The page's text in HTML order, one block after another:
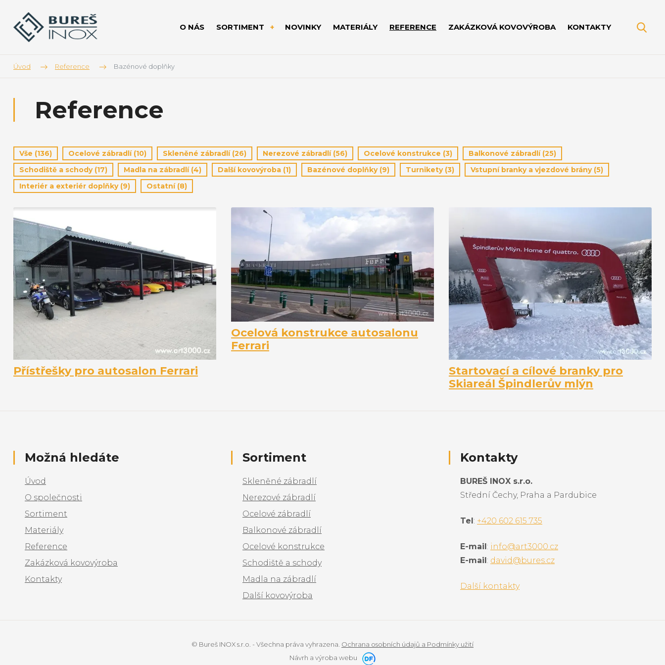
O NÁS SORTIMENT NOVINKY MATERIÁLY REFERENCE ZAKÁZKOVÁ KOVOVÝROBA KONTAKTY
Úvod Reference Bazénové doplňky
Reference
Vše (136) Ocelové zábradlí (10) Skleněné zábradlí (26) Nerezové zábradlí (56) Ocelové konstrukce (3) Balkonové zábradlí (25)
Schodiště a schody (17) Madla na zábradlí (4) Další kovovýroba (1) Bazénové doplňky (9) Turnikety (3) Vstupní branky a vjezdové brány (5)
Interiér a exteriér doplňky (9) Ostatní (8)
Přístřešky pro autosalon Ferrari
Ocelová konstrukce autosalonu
Ferrari
Startovací a cílové branky pro
Skiareál Špindlerův mlýn
Možná hledáte
Úvod
O společnosti
Sortiment
Materiály
Reference
Zakázková kovovýroba
Kontakty
Sortiment
Skleněné zábradlí
Nerezové zábradlí
Ocelové zábradlí
Balkonové zábradlí
Ocelové konstrukce
Schodiště a schody
Madla na zábradlí
Další kovovýroba
Kontakty
BUREŠ INOX s.r.o.
Střední Čechy, Praha a Pardubice
Tel: +420 602 615 735
E-mail: info@art3000.cz
E-mail: david@bures.cz
Další kontakty
© Bureš INOX s.r.o. - Všechna práva vyhrazena. Ochrana osobních údajů a Podmínky užití
Návrh a výroba webu